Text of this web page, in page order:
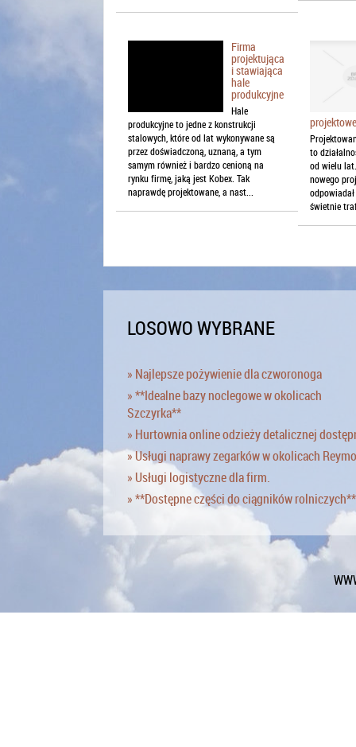
Firma
projektująca
i stawiająca
hale
produkcyjne
Hale
produkcyjne to jedne z konstrukcji
stalowych, które od lat wykonywane są
przez doświadczoną, uznaną, a tym
samym również i bardzo cenioną na
rynku firmę, jaką jest Kobex. Tak
naprawdę projektowane, a nast...
to
od wielu
nowego
świetnie
LOSOWO WYBRANE
» Najlepsze pożywienie dla czworonoga
» **Idealne bazy noclegowe w okolicach
Szczyrka**
» Hurtownia online odzieży detalicznej
» Usługi naprawy zegarków w okolicach
» Usługi logistyczne dla firm.
» **Dostępne części do ciągników rolniczych**